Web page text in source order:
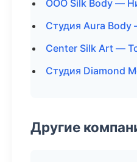
ООО Silk Body —
Студия Aura Body
Center Silk Art —
Студия Diamond
Другие